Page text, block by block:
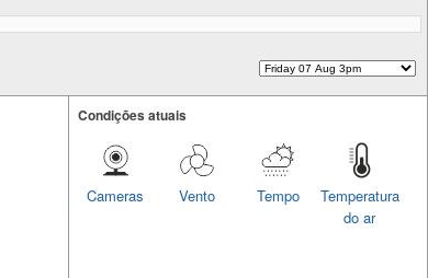
Condições atuais
Temperatura
do ar
Tempo
Vento
Cameras